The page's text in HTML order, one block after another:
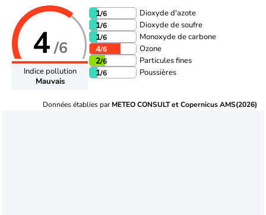
4/6
Indice pollution
Mauvais
1/6 Dioxyde d'azote
1/6 Dioxyde de soufre
1/6 Monoxyde de carbone
4/6 Ozone
2/6 Particules fines
1/6 Poussières
Données établies parMETEO CONSULT et Copernicus AMS(2026)